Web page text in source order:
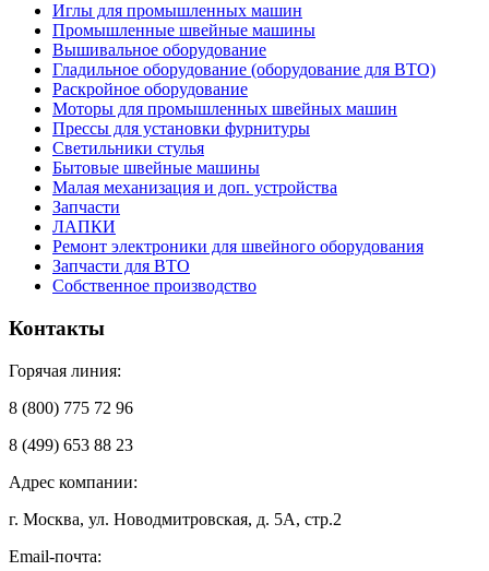
Иглы для промышленных машин
Промышленные швейные машины
Вышивальное оборудование
Гладильное оборудование (оборудование для ВТО)
Раскройное оборудование
Моторы для промышленных швейных машин
Прессы для установки фурнитуры
Светильники стулья
Бытовые швейные машины
Малая механизация и доп. устройства
Запчасти
ЛАПКИ
Ремонт электроники для швейного оборудования
Запчасти для ВТО
Собственное производство
Контакты
Горячая линия:
8 (800) 775 72 96
8 (499) 653 88 23
Адрес компании:
г. Москва, ул. Новодмитровская, д. 5А, стр.2
Email-почта: